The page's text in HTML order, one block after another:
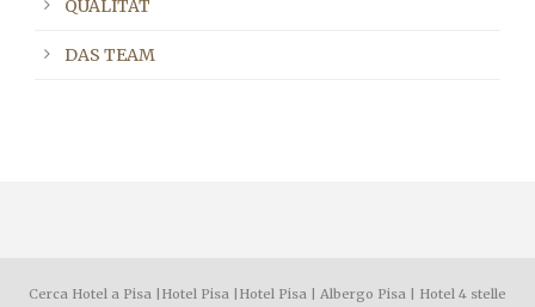
QUALITÄT
DAS TEAM
Cerca Hotel a Pisa | Hotel Pisa | Hotel Pisa | Albergo Pisa | Hotel 4 stelle